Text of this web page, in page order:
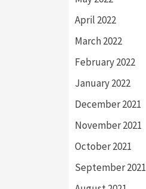
April 2022
March 2022
February 2022
January 2022
December 2021
November 2021
October 2021
September 2021